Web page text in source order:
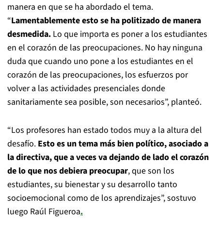
manera en que se ha abordado el tema.
“Lamentablemente esto se ha politizado de manera
desmedida. Lo que importa es poner a los estudiantes
en el corazón de las preocupaciones. No hay ninguna
duda que cuando uno pone a los estudiantes en el
corazón de las preocupaciones, los esfuerzos por
volver a las actividades presenciales donde
sanitariamente sea posible, son necesarios”, planteó.
“Los profesores han estado todos muy a la altura del
desafío. Esto es un tema más bien político, asociado a
la directiva, que a veces va dejando de lado el corazón
de lo que nos debiera preocupar, que son los
estudiantes, su bienestar y su desarrollo tanto
socioemocional como de los aprendizajes”, sostuvo
luego Raúl Figueroa.